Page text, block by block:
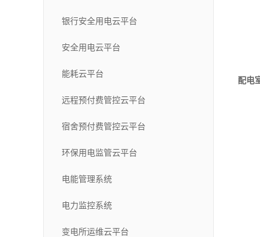
银行安全用电云平台
安全用电云平台
能耗云平台
远程预付费管控云平台
宿舍预付费管控云平台
环保用电监管云平台
电能管理系统
电力监控系统
变电所运维云平台
配电